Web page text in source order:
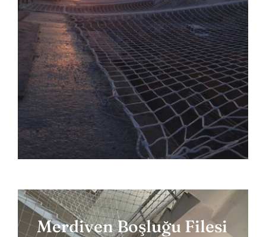
Merdiven Boşluğu Filesi